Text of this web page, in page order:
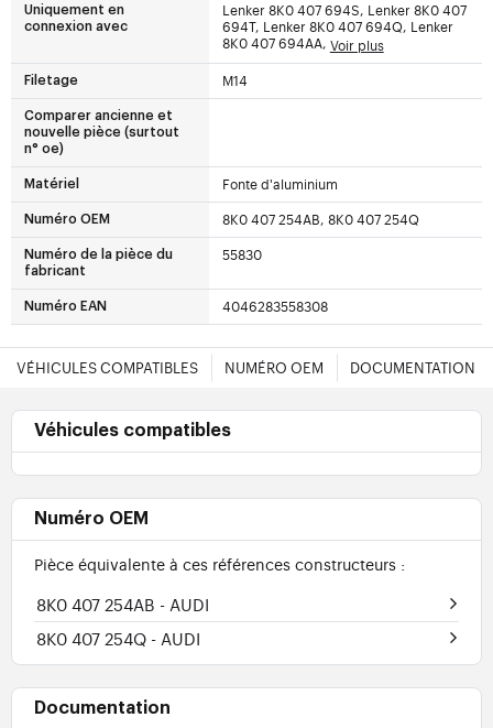
Uniquement en
connexion avec
Lenker 8K0 407 694S, Lenker 8K0 407
694T, Lenker 8K0 407 694Q, Lenker
8K0 407 694AA, Voir plus
Filetage M14
Comparer ancienne et
nouvelle pièce (surtout
n° oe)
Matériel Fonte d'aluminium
Numéro OEM 8K0 407 254AB, 8K0 407 254Q
Numéro de la pièce du
fabricant
55830
Numéro EAN 4046283558308
VÉHICULES COMPATIBLES NUMÉRO OEM DOCUMENTATION
Véhicules compatibles
Numéro OEM
Pièce équivalente à ces références constructeurs :
8K0 407 254AB - AUDI
8K0 407 254Q - AUDI
Documentation